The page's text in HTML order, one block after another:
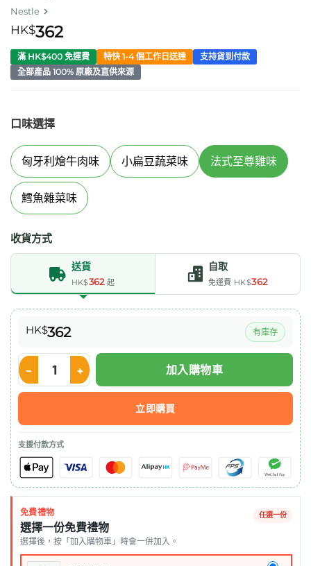
Nestle
HK$362
滿 HK$400 免運費 特快 1-4 個工作日送達
支持貨到付款
全部產品 100% 原廠及直供來源
口味選擇
匈牙利燴牛肉味 小扁豆蔬菜味 法式至尊雞味
鱈魚雜菜味
收貨方式
送貨
HK$362起
自取
免運費 HK$362
HK$362 有庫存
Nestle ThickenUp 快凝寶 即食營養糊餐 1000g (法式至尊雞味) 數
加入購物車
立即購買
支援付款方式
免費禮物
選擇一份免費禮物
選擇後，按「加入購物車」時會一併加入。
任選一份